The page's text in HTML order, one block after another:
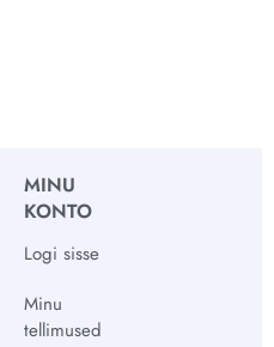
MINU
KONTO
Logi sisse
Minu
tellimused